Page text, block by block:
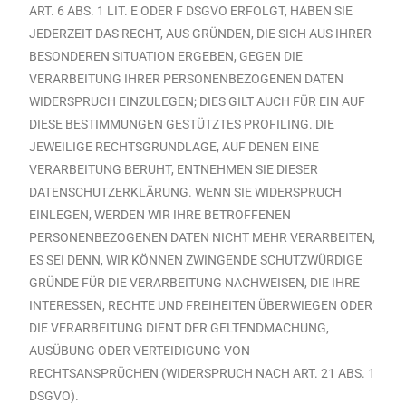
ART. 6 ABS. 1 LIT. E ODER F DSGVO ERFOLGT, HABEN SIE
JEDERZEIT DAS RECHT, AUS GRÜNDEN, DIE SICH AUS IHRER
BESONDEREN SITUATION ERGEBEN, GEGEN DIE
VERARBEITUNG IHRER PERSONENBEZOGENEN DATEN
WIDERSPRUCH EINZULEGEN; DIES GILT AUCH FÜR EIN AUF
DIESE BESTIMMUNGEN GESTÜTZTES PROFILING. DIE
JEWEILIGE RECHTSGRUNDLAGE, AUF DENEN EINE
VERARBEITUNG BERUHT, ENTNEHMEN SIE DIESER
DATENSCHUTZERKLÄRUNG. WENN SIE WIDERSPRUCH
EINLEGEN, WERDEN WIR IHRE BETROFFENEN
PERSONENBEZOGENEN DATEN NICHT MEHR VERARBEITEN,
ES SEI DENN, WIR KÖNNEN ZWINGENDE SCHUTZWÜRDIGE
GRÜNDE FÜR DIE VERARBEITUNG NACHWEISEN, DIE IHRE
INTERESSEN, RECHTE UND FREIHEITEN ÜBERWIEGEN ODER
DIE VERARBEITUNG DIENT DER GELTENDMACHUNG,
AUSÜBUNG ODER VERTEIDIGUNG VON
RECHTSANSPRÜCHEN (WIDERSPRUCH NACH ART. 21 ABS. 1
DSGVO).